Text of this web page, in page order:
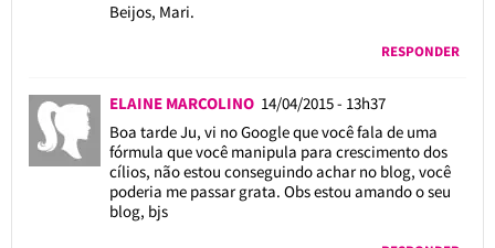
Beijos, Mari.
RESPONDER
ELAINE MARCOLINO 14/04/2015 - 13h37
Boa tarde Ju, vi no Google que você fala de uma
fórmula que você manipula para crescimento dos
cílios, não estou conseguindo achar no blog, você
poderia me passar grata. Obs estou amando o seu
blog, bjs